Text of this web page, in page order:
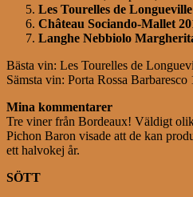
Les Tourelles de
Château Sociando-Mallet
Langhe Nebbiolo
Bästa vin: Les Tourelles de
Sämsta vin: Porta Rossa Barbaresco
Mina kommentarer
Tre viner från Bordeaux! Väldigt
Pichon Baron visade att de kan
ett halvokej år.
SÖTT